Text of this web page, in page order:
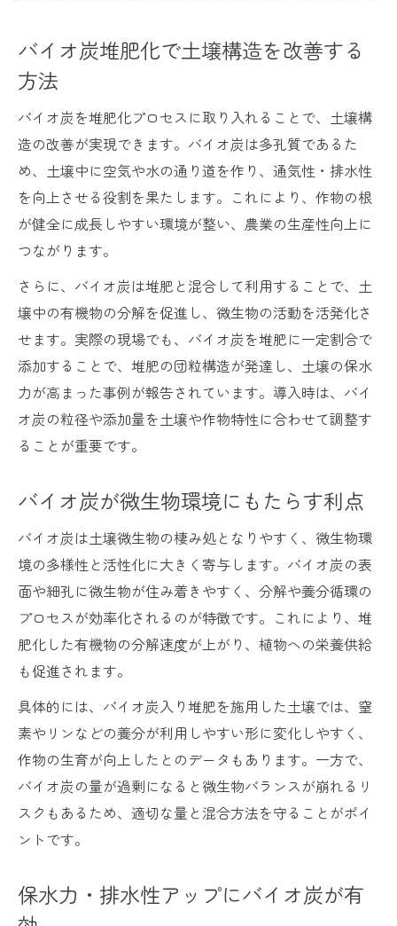
バイオ炭堆肥化で土壌構造を改善する
方法
バイオ炭を堆肥化プロセスに取り入れることで、土壌構
造の改善が実現できます。バイオ炭は多孔質であるた
め、土壌中に空気や水の通り道を作り、通気性・排水性
を向上させる役割を果たします。これにより、作物の根
が健全に成長しやすい環境が整い、農業の生産性向上に
つながります。
さらに、バイオ炭は堆肥と混合して利用することで、土
壌中の有機物の分解を促進し、微生物の活動を活発化さ
せます。実際の現場でも、バイオ炭を堆肥に一定割合で
添加することで、堆肥の団粒構造が発達し、土壌の保水
力が高まった事例が報告されています。導入時は、バイ
オ炭の粒径や添加量を土壌や作物特性に合わせて調整す
ることが重要です。
バイオ炭が微生物環境にもたらす利点
バイオ炭は土壌微生物の棲み処となりやすく、微生物環
境の多様性と活性化に大きく寄与します。バイオ炭の表
面や細孔に微生物が住み着きやすく、分解や養分循環の
プロセスが効率化されるのが特徴です。これにより、堆
肥化した有機物の分解速度が上がり、植物への栄養供給
も促進されます。
具体的には、バイオ炭入り堆肥を施用した土壌では、窒
素やリンなどの養分が利用しやすい形に変化しやすく、
作物の生育が向上したとのデータもあります。一方で、
バイオ炭の量が過剰になると微生物バランスが崩れるリ
スクもあるため、適切な量と混合方法を守ることがポイ
ントです。
保水力・排水性アップにバイオ炭が有